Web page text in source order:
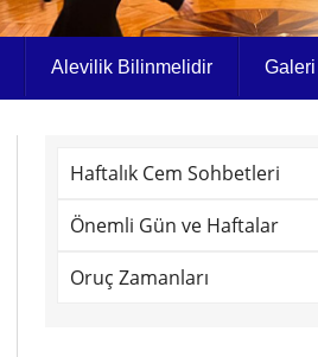
Alevilik Bilinmelidir Galeri
Haftalık Cem Sohbetleri
Önemli Gün ve Haftalar
Oruç Zamanları